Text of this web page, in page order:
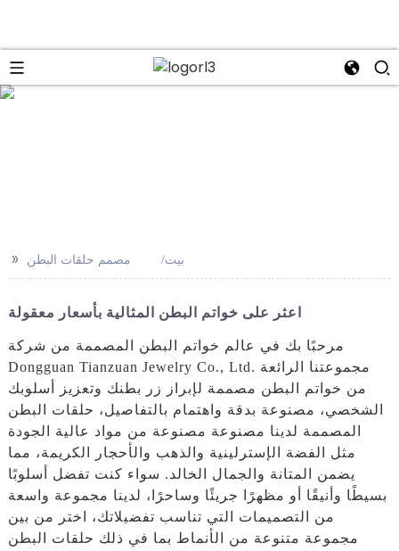
>> بيت مصمم حلقات البطن
اعثر على خواتم البطن المثالية بأسعار معقولة
مرحبًا بك في عالم خواتم البطن المصممة من شركة
Dongguan Tianzuan Jewelry Co., Ltd. مجموعتنا الرائعة
من خواتم البطن مصممة لإبراز زر بطنك وتعزيز أسلوبك
الشخصي، مصنوعة بدقة واهتمام بالتفاصيل، حلقات البطن
المصممة لدينا مصنوعة مصنوعة من مواد عالية الجودة
مثل الفضة الإسترلينية والذهب والأحجار الكريمة، مما
يضمن المتانة والجمال الخالد. سواء كنت تفضل أسلوبًا
بسيطًا وأنيقًا أو مظهرًا جريئًا وساحرًا، لدينا مجموعة واسعة
من التصميمات التي تناسب تفضيلاتك، اختر من بين
مجموعة متنوعة من الأنماط بما في ذلك حلقات البطن